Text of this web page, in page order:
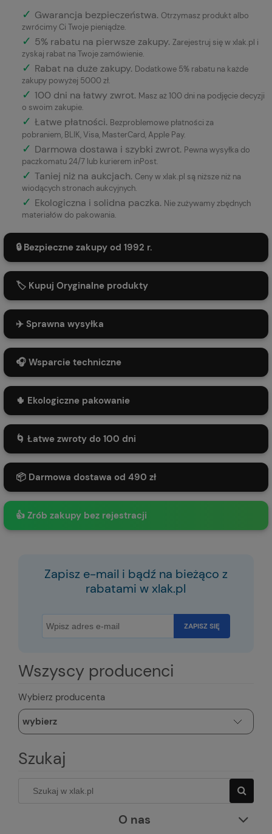
✓ Gwarancja bezpieczeństwa. Otrzymasz produkt albo
zwrócimy Ci Twoje pieniądze.
✓ 5% rabatu na pierwsze zakupy. Zarejestruj się w xlak.pl i
zyskaj rabat na Twoje zamówienie.
✓ Rabat na duże zakupy. Dodatkowe 5% rabatu na każde
zakupy powyżej 5000 zł.
✓ 100 dni na łatwy zwrot. Masz aż 100 dni na podjęcie decyzji
o swoim zakupie.
✓ Łatwe płatności. Bezproblemowe płatności za
pobraniem, BLIK, Visa, MasterCard, Apple Pay.
✓ Darmowa dostawa i szybki zwrot. Pewna wysyłka do
paczkomatu 24/7 lub kurierem inPost.
✓ Taniej niż na aukcjach. Ceny w xlak.pl są niższe niż na
wiodących stronach aukcyjnych.
✓ Ekologiczna i solidna paczka. Nie zużywamy zbędnych
materiałów do pakowania.
🔒 Bezpieczne zakupy od 1992 r.
🏷️ Kupuj Oryginalne produkty
✈️ Sprawna wysyłka
🎧 Wsparcie techniczne
🌵 Ekologiczne pakowanie
🌀 Łatwe zwroty do 100 dni
📦 Darmowa dostawa od 490 zł
👍 Zrób zakupy bez rejestracji
Zapisz e-mail i bądź na bieżąco z
rabatami w xlak.pl
ZAPISZ SIĘ
Wszyscy producenci
Wybierz producenta
Szukaj
O nas